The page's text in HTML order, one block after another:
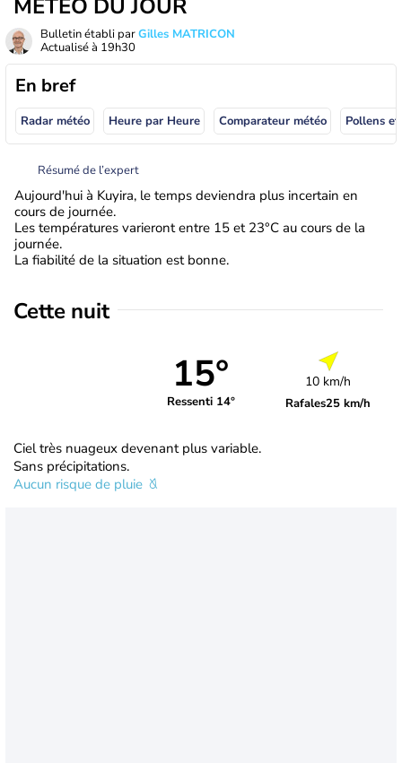
MÉTÉO DU JOUR
Bulletin établi parGilles MATRICON
Actualisé à 19h30
En bref
Radar météo Heure par Heure Comparateur météo Pollens
Résumé de l’expert
Aujourd'hui à Kuyira, le temps deviendra plus incertain en
cours de journée.
Les températures varieront entre 15 et 23°C au cours de la
journée.
La fiabilité de la situation est bonne.
Cette nuit
15°
Ressenti 14°
10 km/h
Rafales25 km/h
Ciel très nuageux devenant plus variable.
Sans précipitations.
Aucun risque de pluie